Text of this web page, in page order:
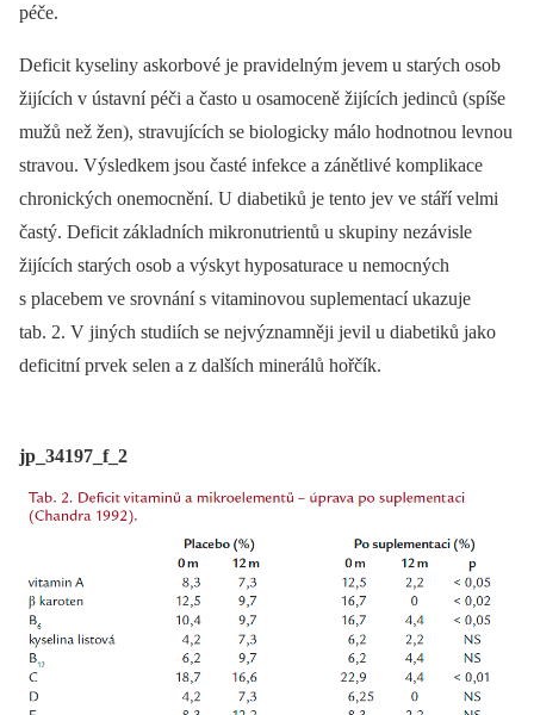
péče.
Deficit kyseliny askorbové je pravidelným jevem u starých osob
žijících v ústavní péči a často u osamoceně žijících jedinců (spíše
mužů než žen), stravujících se biologicky málo hodnotnou levnou
stravou. Výsledkem jsou časté infekce a zánětlivé komplikace
chronických onemocnění. U diabetiků je tento jev ve stáří velmi
častý. Deficit základních mikronutrientů u skupiny nezávisle
žijících starých osob a výskyt hyposaturace u nemocných
s placebem ve srovnání s vitaminovou suplementací ukazuje
tab. 2. V jiných studiích se nejvýznamněji jevil u diabetiků jako
deficitní prvek selen a z dalších minerálů hořčík.
jp_34197_f_2